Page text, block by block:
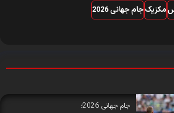
مکزیکجام جهانی 2026
جام جهانی 2026؛